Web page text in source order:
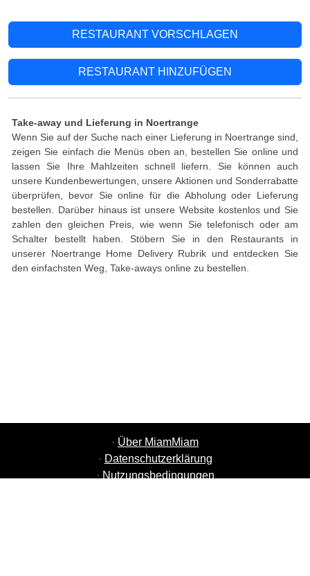
RESTAURANT VORSCHLAGEN
RESTAURANT HINZUFÜGEN
Take-away und Lieferung in Noertrange
Wenn Sie auf der Suche nach einer Lieferung in Noertrange sind,
zeigen Sie einfach die Menüs oben an, bestellen Sie online und
lassen Sie Ihre Mahlzeiten schnell liefern. Sie können auch
unsere Kundenbewertungen, unsere Aktionen und Sonderrabatte
überprüfen, bevor Sie online für die Abholung oder Lieferung
bestellen. Darüber hinaus ist unsere Website kostenlos und Sie
zahlen den gleichen Preis, wie wenn Sie telefonisch oder am
Schalter bestellt haben. Stöbern Sie in den Restaurants in
unserer Noertrange Home Delivery Rubrik und entdecken Sie
den einfachsten Weg, Take-aways online zu bestellen.
· Über MiamMiam
· Datenschutzerklärung
· Nutzungsbedingungen